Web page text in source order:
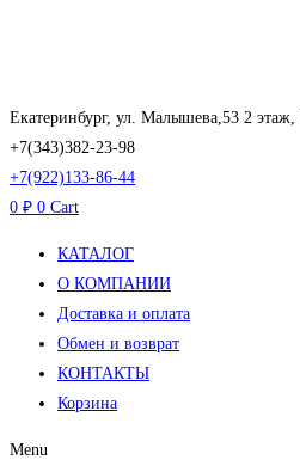
Екатеринбург, ул. Малышева,53 2
+7(343)382-23-98
+7(922)133-86-44
0 ₽ 0 Cart
КАТАЛОГ
О КОМПАНИИ
Доставка и оплата
Обмен и возврат
КОНТАКТЫ
Корзина
Menu